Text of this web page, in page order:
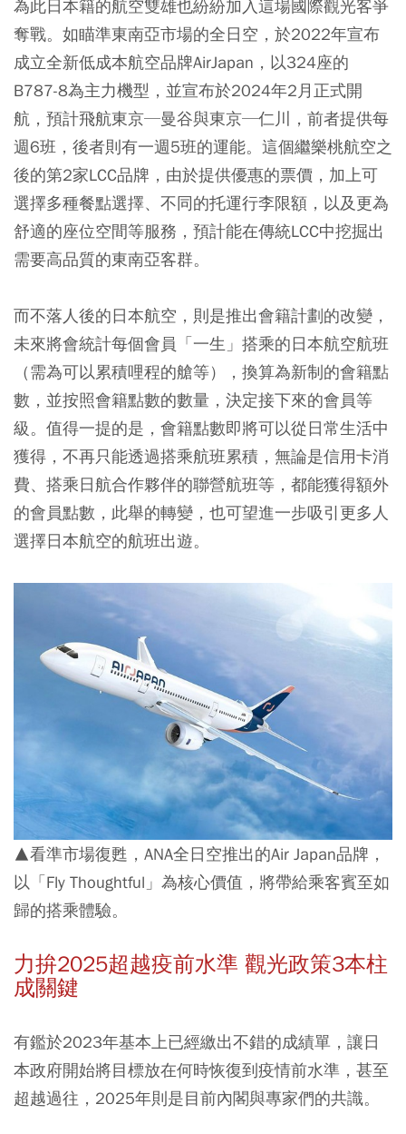
為此日本籍的航空雙雄也紛紛加入這場國際觀光客爭
奪戰。如瞄準東南亞市場的全日空，於2022年宣布
成立全新低成本航空品牌AirJapan，以324座的
B787-8為主力機型，並宣布於2024年2月正式開
航，預計飛航東京─曼谷與東京─仁川，前者提供每
週6班，後者則有一週5班的運能。這個繼樂桃航空之
後的第2家LCC品牌，由於提供優惠的票價，加上可
選擇多種餐點選擇、不同的托運行李限額，以及更為
舒適的座位空間等服務，預計能在傳統LCC中挖掘出
需要高品質的東南亞客群。
而不落人後的日本航空，則是推出會籍計劃的改變，
未來將會統計每個會員「一生」搭乘的日本航空航班
（需為可以累積哩程的艙等），換算為新制的會籍點
數，並按照會籍點數的數量，決定接下來的會員等
級。值得一提的是，會籍點數即將可以從日常生活中
獲得，不再只能透過搭乘航班累積，無論是信用卡消
費、搭乘日航合作夥伴的聯營航班等，都能獲得額外
的會員點數，此舉的轉變，也可望進一步吸引更多人
選擇日本航空的航班出遊。
▲看準市場復甦，ANA全日空推出的Air Japan品牌，
以「Fly Thoughtful」為核心價值，將帶給乘客賓至如
歸的搭乘體驗。
力拚2025超越疫前水準 觀光政策3本柱
成關鍵
有鑑於2023年基本上已經繳出不錯的成績單，讓日
本政府開始將目標放在何時恢復到疫情前水準，甚至
超越過往，2025年則是目前內閣與專家們的共識。